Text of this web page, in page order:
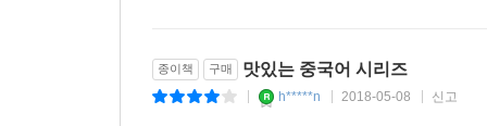
종이책 구매 맛있는 중국어 시리즈
h*****n 2018-05-08 신고